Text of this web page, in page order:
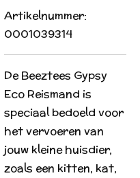
Artikelnummer:
0001039314
De Beeztees Gypsy
Eco Reismand is
speciaal bedoeld voor
het vervoeren van
jouw kleine huisdier,
zoals een kitten, kat,